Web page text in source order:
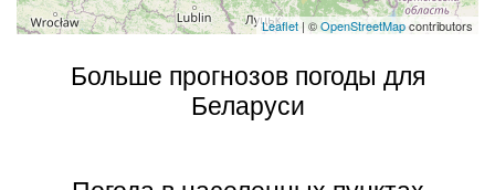
Leaflet | ©OpenStreetMapcontributors
Больше прогнозов погоды для
Беларуси